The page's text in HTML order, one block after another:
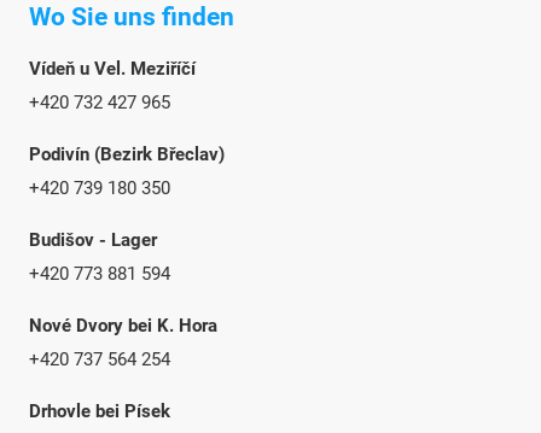
Wo Sie uns finden
Vídeň u Vel. Meziříčí
+420 732 427 965
Podivín (Bezirk Břeclav)
+420 739 180 350
Budišov - Lager
+420 773 881 594
Nové Dvory bei K. Hora
+420 737 564 254
Drhovle bei Písek